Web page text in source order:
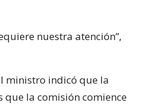
nuestra atención”,
ministro indicó que la
que la comisión comience